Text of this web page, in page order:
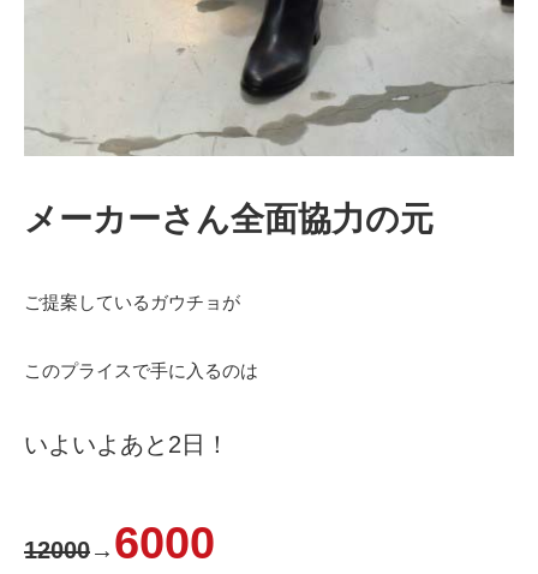
メーカーさん全面協力の元
ご提案しているガウチョが
このプライスで手に入るのは
いよいよあと2日！
12000→ 6000